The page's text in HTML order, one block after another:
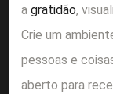
a gratidão,
Crie um
pessoas e
aberto para